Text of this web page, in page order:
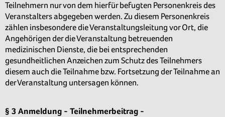
Teilnehmern nur von dem hierfür befugten Personenkreis des
Veranstalters abgegeben werden. Zu diesem Personenkreis
zählen insbesondere die Veranstaltungsleitung vor Ort, die
Angehörigen der die Veranstaltung betreuenden
medizinischen Dienste, die bei entsprechenden
gesundheitlichen Anzeichen zum Schutz des Teilnehmers
diesem auch die Teilnahme bzw. Fortsetzung der Teilnahme an
der Veranstaltung untersagen können.
§ 3 Anmeldung - Teilnehmerbeitrag -